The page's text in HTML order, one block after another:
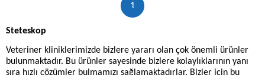
1
Steteskop
Veteriner kliniklerimizde bizlere yararı olan çok önemli ürünler
bulunmaktadır. Bu ürünler sayesinde bizlere kolaylıklarının yanı
sıra hızlı çözümler bulmamızı sağlamaktadırlar. Bizler için bu